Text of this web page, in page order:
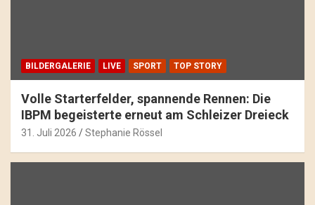
BILDERGALERIE LIVE SPORT TOP STORY
Volle Starterfelder, spannende Rennen: Die
IBPM begeisterte erneut am Schleizer Dreieck
31. Juli 2026 Stephanie Rössel